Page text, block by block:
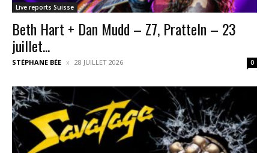
Live reports Suisse
Beth Hart + Dan Mudd – Z7, Pratteln – 23
juillet...
STÉPHANE BÉE 28 JUILLET 2026 0